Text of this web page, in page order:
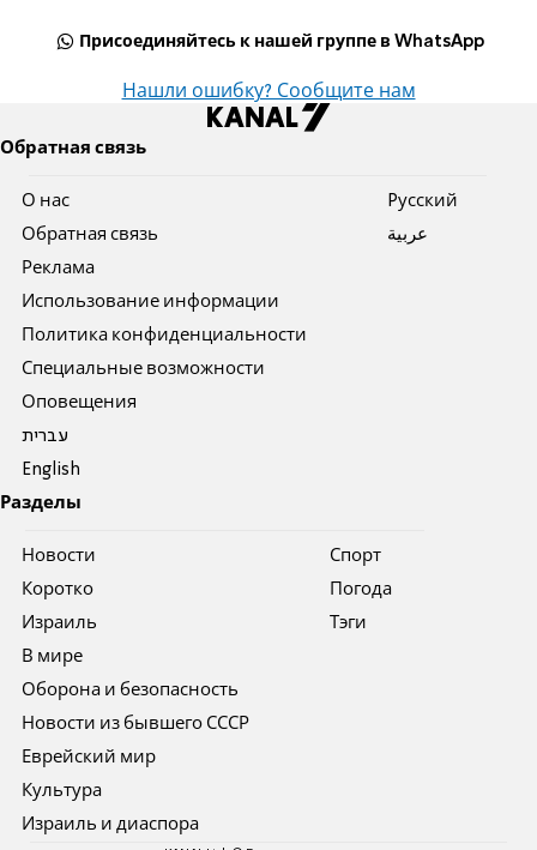
Присоединяйтесь к нашей группе в WhatsApp
Нашли ошибку? Сообщите нам
Обратная связь
О нас
Обратная связь
Реклама
Использование информации
Политика конфиденциальности
Специальные возможности
Оповещения
עברית
English
Pусский
عربية
Разделы
Новости
Коротко
Израиль
В мире
Оборона и безопасность
Новости из бывшего СССР
Еврейский мир
Культура
Израиль и диаспора
Спорт
Погода
Тэги